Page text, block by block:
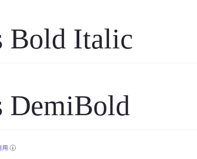
Bold Italic
DemiBold
用